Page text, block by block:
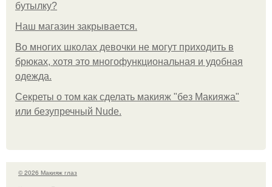
бутылку?
Нaш магaзин зaкрывaeтся.
Во многих школах девочки не могут приходить в
брюках, хотя это многофункциональная и удобная
одежда.
Секреты о том как сделать макияж "без Макияжа"
или безупречный Nude.
© 2026 Макияж глаз